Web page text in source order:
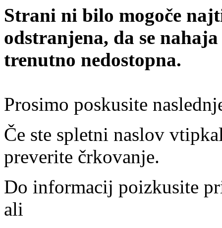
Strani ni bilo mogoče
odstranjena, da se
trenutno nedostopna.
Prosimo poskusite
Če ste spletni naslov
preverite črkovanje.
Do informacij poizkusite
ali